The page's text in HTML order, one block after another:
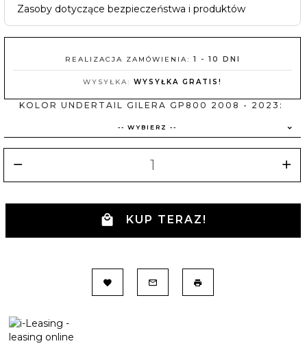
Zasoby dotyczące bezpieczeństwa i produktów
REALIZACJA ZAMÓWIENIA: 1 - 10 DNI
WYSYŁKA: WYSYŁKA GRATIS!
KOLOR UNDERTAIL GILERA GP800 2008 - 2023:
-- WYBIERZ --
KUP TERAZ!